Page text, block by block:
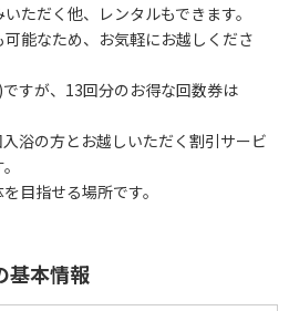
ただく他、レンタルもできます。
能なため、お気軽にお越しくださ
すが、13回分のお得な回数券は
浴の方とお越しいただく割引サービ
目指せる場所です。
基本情報